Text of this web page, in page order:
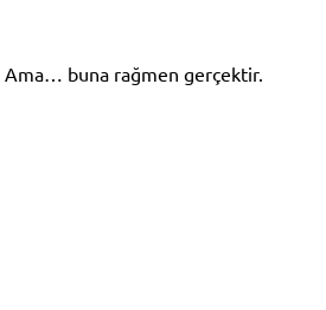
Ama… buna rağmen gerçektir.